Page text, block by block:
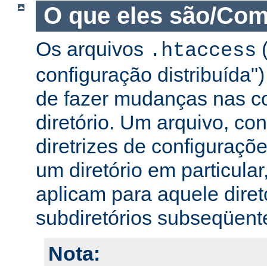
O que eles são/
Os arquivos .htaccess
configuração
de fazer mudanças nas
diretório. Um arquivo,
diretrizes de
um diretório em
aplicam para aquele
subdiretórios
Nota: